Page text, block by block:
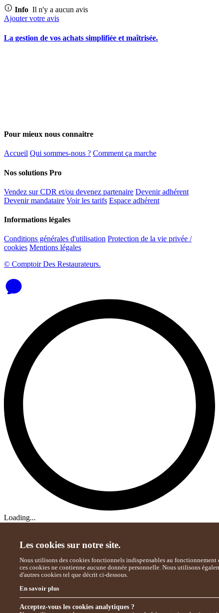
Les cookies sur notre site.
Nous utilisons des cookies fonctionnels indispensables au fonctionnement
ces cookies ne contienne aucune donnée personnelle. Nous utilisons
d'autres cookies tel que décrit ci-dessous.
En savoir plus
Acceptez-vous les cookies analytiques ?
Info Il n'y a aucun avis
Ajouter votre avis
La gestion de vos achats simplifiée et maîtrisée.
Pour mieux nous connaitre
Accueil Qui sommes-nous ? Comment ça marche
Nos solutions Pro
Vendez sur CDR et/ou devenez partenaire Devenir adhérent
Devenir mandataire Voir les tarifs Espace adhérent
Informations légales
Conditions générales d'utilisation Protection de la vie privée /
cookies Mentions légales
© Comptoir Des Restaurateurs.
Loading...